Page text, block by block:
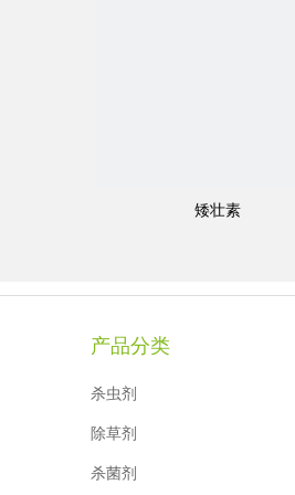
矮壮素
产品分类
杀虫剂
除草剂
杀菌剂